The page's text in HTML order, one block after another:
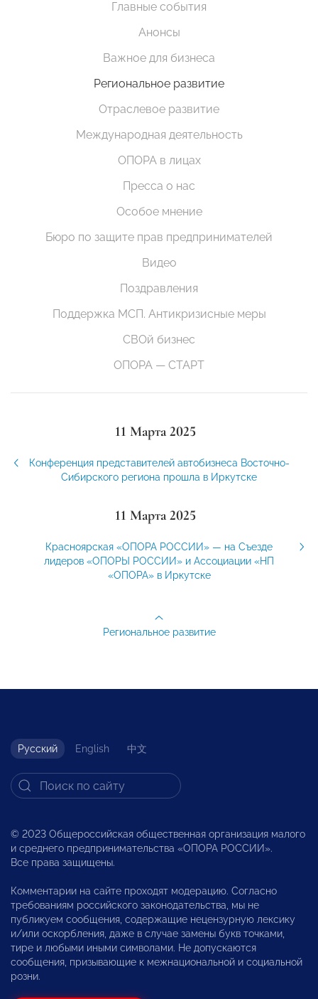
Главные события
Анонсы
Важное для бизнеса
Региональное развитие
Отраслевое развитие
Международная деятельность
ОПОРА в лицах
Пресса о нас
Особое мнение
Бюро по защите прав предпринимателей
Видео
Поздравления
Поддержка МСП. Антикризисные меры
СВОй бизнес
ОПОРА — СТАРТ
11 Марта 2025
Конференция представителей автобизнеса Восточно-
Сибирского региона прошла в Иркутске
11 Марта 2025
Красноярская «ОПОРА РОССИИ» — на Съезде
лидеров «ОПОРЫ РОССИИ» и Ассоциации «НП
«ОПОРА» в Иркутске
Региональное развитие
Русский English 中文
© 2023 Общероссийская общественная организация малого
и среднего предпринимательства «ОПОРА РОССИИ».
Все права защищены.
Комментарии на сайте проходят модерацию. Согласно
требованиям российского законодательства, мы не
публикуем сообщения, содержащие нецензурную лексику
и/или оскорбления, даже в случае замены букв точками,
тире и любыми иными символами. Не допускаются
сообщения, призывающие к межнациональной и социальной
розни.